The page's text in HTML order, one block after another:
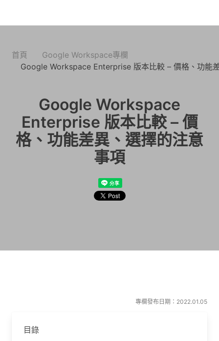
首頁
Google Workspace專欄
Google Workspace Enterprise 版本比較 – 價格、功能
Google Workspace
Enterprise 版本比較 – 價
格、功能差異、選擇的注意
事項
專欄發布日期：2022.01.05
目錄